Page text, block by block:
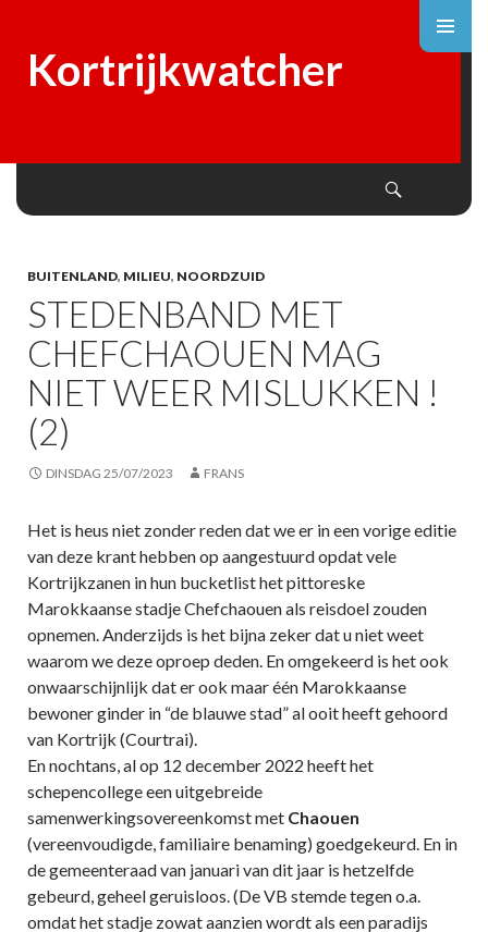
Kortrijkwatcher
BUITENLAND, MILIEU, NOORDZUID
STEDENBAND MET
CHEFCHAOUEN MAG
NIET WEER MISLUKKEN !
(2)
DINSDAG 25/07/2023 FRANS
Het is heus niet zonder reden dat we er in een vorige editie
van deze krant hebben op aangestuurd opdat vele
Kortrijkzanen in hun bucketlist het pittoreske
Marokkaanse stadje Chefchaouen als reisdoel zouden
opnemen. Anderzijds is het bijna zeker dat u niet weet
waarom we deze oproep deden. En omgekeerd is het ook
onwaarschijnlijk dat er ook maar één Marokkaanse
bewoner ginder in “de blauwe stad” al ooit heeft gehoord
van Kortrijk (Courtrai).
En nochtans, al op 12 december 2022 heeft het
schepencollege een uitgebreide
samenwerkingsovereenkomst met Chaouen
(vereenvoudigde, familiaire benaming) goedgekeurd. En in
de gemeenteraad van januari van dit jaar is hetzelfde
gebeurd, geheel geruisloos. (De VB stemde tegen o.a.
omdat het stadje zowat aanzien wordt als een paradijs